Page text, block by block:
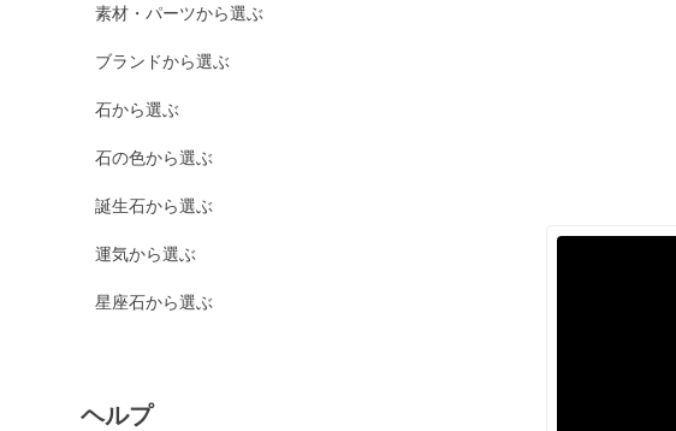
素材・パーツから選ぶ
ブランドから選ぶ
石から選ぶ
石の色から選ぶ
誕生石から選ぶ
運気から選ぶ
星座石から選ぶ
ヘルプ